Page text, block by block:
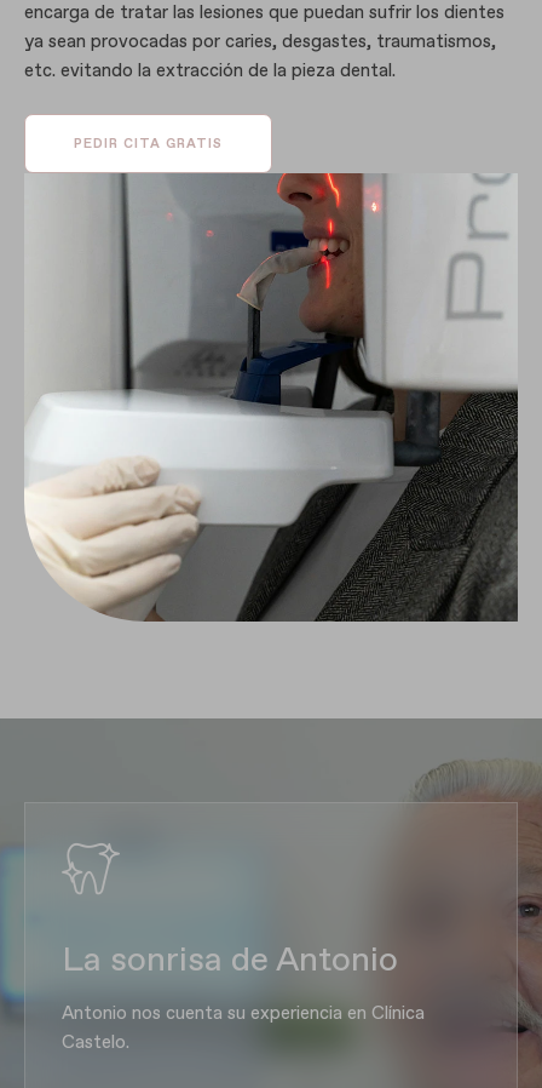
encarga de tratar las lesiones que puedan sufrir los dientes
ya sean provocadas por caries, desgastes, traumatismos,
etc. evitando la extracción de la pieza dental.
PEDIR CITA GRATIS
La sonrisa de Antonio
Antonio nos cuenta su experiencia en Clínica
Castelo.